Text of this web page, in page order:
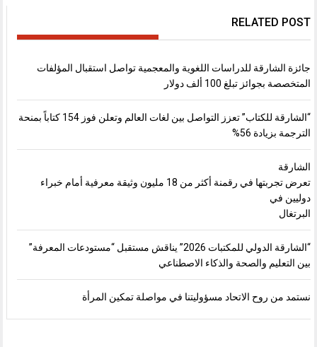
RELATED POST
جائزة الشارقة للدراسات اللغوية والمعجمية تواصل استقبال المؤلفات
المتخصصة بجوائز تبلغ 100 ألف دولار
“الشارقة للكتاب” تعزز التواصل بين لغات العالم وتعلن فوز 154 كتاباً بمنحة
الترجمة بزيادة 56%
الشارقة
تعرض تجربتها في رقمنة أكثر من 18 مليون وثيقة معرفية أمام خبراء
دوليين في
البرتغال
“الشارقة الدولي للمكتبات 2026” يناقش مستقبل “مستودعات المعرفة”
بين التعليم والصحة والذكاء الاصطناعي
نستمد من روح الاتحاد مسؤوليتنا في مواصلة تمكين المرأة